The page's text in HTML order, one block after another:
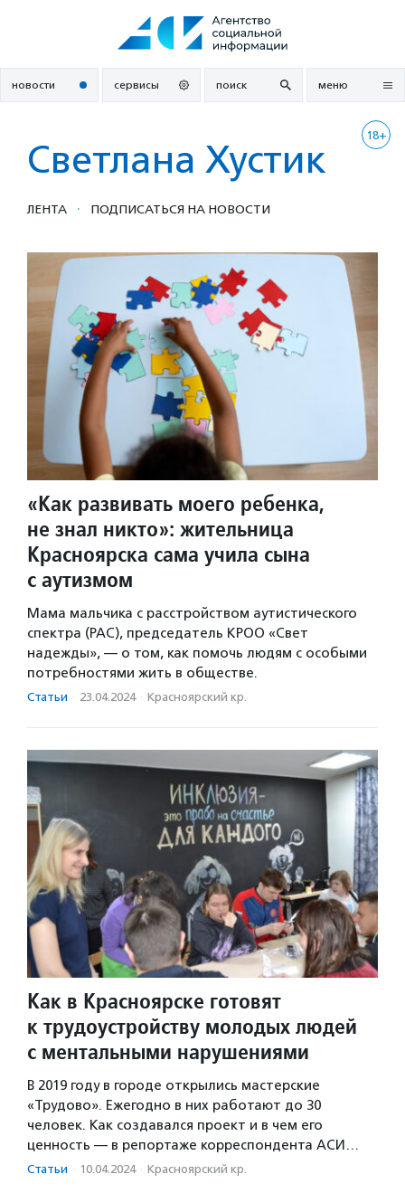
новости сервисы поиск меню
18+
Светлана Хустик
ЛЕНТА · ПОДПИСАТЬСЯ НА НОВОСТИ
«Как развивать моего ребенка,
не знал никто»: жительница
Красноярска сама учила сына
с аутизмом
Мама мальчика с расстройством аутистического
спектра (РАС), председатель КРОО «Свет
надежды», — о том, как помочь людям с особыми
потребностями жить в обществе.
Статьи · 23.04.2024 · Красноярский кр.
Как в Красноярске готовят
к трудоустройству молодых людей
с ментальными нарушениями
В 2019 году в городе открылись мастерские
«Трудово». Ежегодно в них работают до 30
человек. Как создавался проект и в чем его
ценность — в репортаже корреспондента АСИ…
Статьи · 10.04.2024 · Красноярский кр.